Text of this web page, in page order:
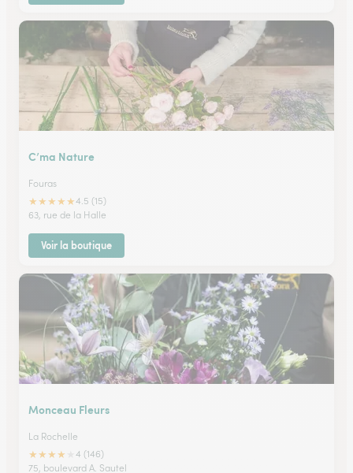
C’ma Nature
Fouras
★★★★★4.5 (15)
63, rue de la Halle
Voir la boutique
Monceau Fleurs
La Rochelle
★★★★
4 (146)
75, boulevard A. Sautel